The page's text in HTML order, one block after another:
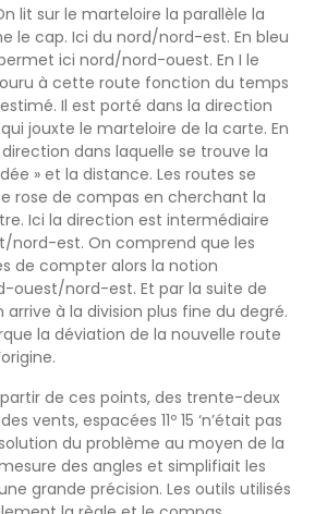
lit sur le marteloire la parallèle la
le cap. Ici du nord/nord-est. En bleu
ici nord/nord-ouest. En I le
à cette route fonction du temps
Il est porté dans la direction
jouxte le marteloire de la carte. En
dans laquelle se trouve la
» et la distance. Les routes se
rose de compas en cherchant la
Ici la direction est intermédiaire
nord-est. On comprend que les
de compter alors la notion
ouest/nord-est. Et par la suite de
à la division plus fine du degré.
la déviation de la nouvelle route
de ces points, des trente-deux
vents, espacées 11º 15 ‘n’était pas
du problème au moyen de la
des angles et simplifiait les
grande précision. Les outils utilisés